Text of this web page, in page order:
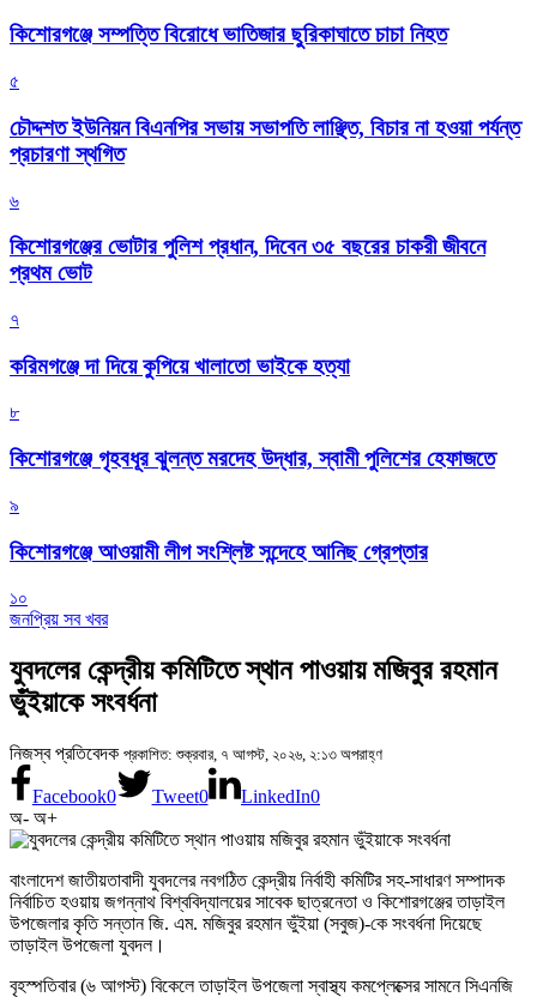
কিশোরগঞ্জে সম্পত্তি বিরোধে ভাতিজার ছুরিকাঘাতে চাচা নিহত
৫
চৌদ্দশত ইউনিয়ন বিএনপির সভায় সভাপতি লাঞ্ছিত, বিচার না হওয়া পর্যন্ত
প্রচারণা স্থগিত
৬
কিশোরগঞ্জের ভোটার পুলিশ প্রধান, দিবেন ৩৫ বছরের চাকরী জীবনে
প্রথম ভোট
৭
করিমগঞ্জে দা দিয়ে কুপিয়ে খালাতো ভাইকে হত্যা
৮
কিশোরগঞ্জে গৃহবধূর ঝুলন্ত মরদেহ উদ্ধার, স্বামী পুলিশের হেফাজতে
৯
কিশোরগঞ্জে আওয়ামী লীগ সংশ্লিষ্ট সন্দেহে আনিছ গ্রেপ্তার
১০
জনপ্রিয় সব খবর
যুবদলের কেন্দ্রীয় কমিটিতে স্থান পাওয়ায় মজিবুর রহমান
ভুঁইয়াকে সংবর্ধনা
নিজস্ব প্রতিবেদক প্রকাশিত: শুক্রবার, ৭ আগস্ট, ২০২৬, ২:১৩ অপরাহ্ণ
Facebook0 Tweet0 LinkedIn0
অ- অ+
বাংলাদেশ জাতীয়তাবাদী যুবদলের নবগঠিত কেন্দ্রীয় নির্বাহী কমিটির সহ-সাধারণ সম্পাদক
নির্বাচিত হওয়ায় জগন্নাথ বিশ্ববিদ্যালয়ের সাবেক ছাত্রনেতা ও কিশোরগঞ্জের তাড়াইল
উপজেলার কৃতি সন্তান জি. এম. মজিবুর রহমান ভুঁইয়া (সবুজ)-কে সংবর্ধনা দিয়েছে
তাড়াইল উপজেলা যুবদল।
বৃহস্পতিবার (৬ আগস্ট) বিকেলে তাড়াইল উপজেলা স্বাস্থ্য কমপ্লেক্সের সামনে সিএনজি